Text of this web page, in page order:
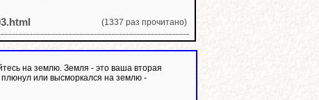
(1337 раз прочитано)
на землю. Земля - это ваша вторая
плюнул или высморкался на землю -